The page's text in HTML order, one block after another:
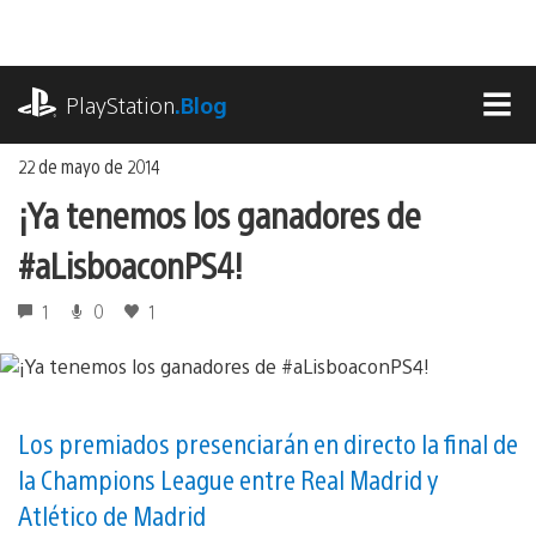
contenido
PlayStation.Blog
22 de mayo de 2014
¡Ya tenemos los ganadores de
#aLisboaconPS4!
1 0 1
Los premiados presenciarán en directo la final de
la Champions League entre Real Madrid y
Atlético de Madrid